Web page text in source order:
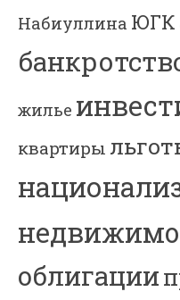
Набиуллина ЮГК
жилье
квартиры
облигации